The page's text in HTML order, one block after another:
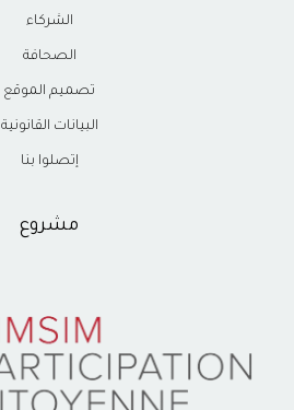
الشركاء
الصحافة
تصميم الموقع
البيانات القانونية
إتصلوا بنا
مشروع